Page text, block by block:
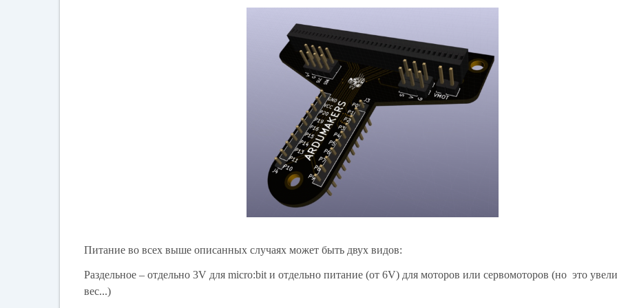
Питание во всех выше описанных случаях может быть двух видов:
Раздельное – отдельно 3V для micro:bit и отдельно питание (от 6V) для моторов или сервомоторов (но это
вес...)